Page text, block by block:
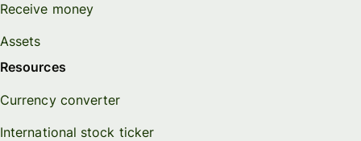
Receive money
Assets
Resources
Currency converter
International stock ticker